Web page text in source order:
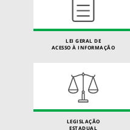
LEI GERAL DE
ACESSO À INFORMAÇÃO
LEGISLAÇÃO
ESTADUAL